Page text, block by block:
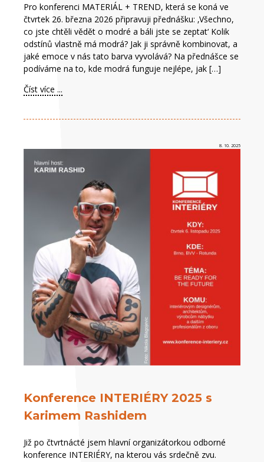
Pro konferenci MATERIÁL + TREND, která se koná ve
čtvrtek 26. března 2026 připravuji přednášku: ‚Všechno,
co jste chtěli vědět o modré a báli jste se zeptat‘ Kolik
odstínů vlastně má modrá? Jak ji správně kombinovat, a
jaké emoce v nás tato barva vyvolává? Na přednášce se
podíváme na to, kde modrá funguje nejlépe, jak […]
Číst více ...
8. 10. 2025
Konference INTERIÉRY 2025 s
Karimem Rashidem
Již po čtvrtnácté jsem hlavní organizátorkou odborné
konference INTERIÉRY, na kterou vás srdečně zvu.